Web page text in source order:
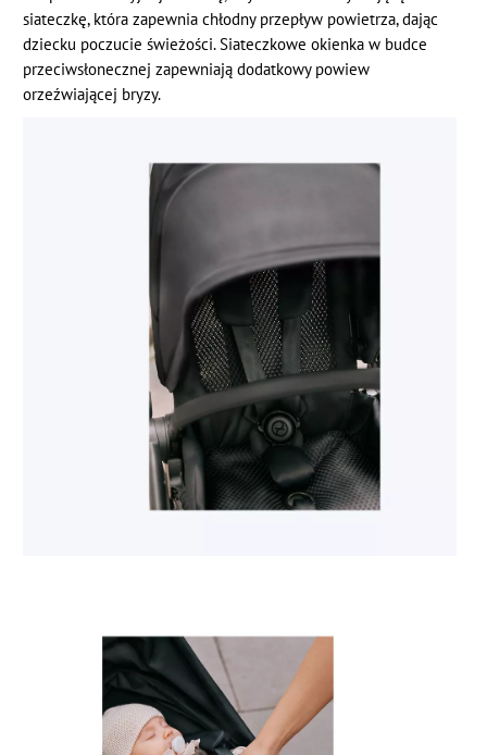
siateczkę, która zapewnia chłodny przepływ powietrza, dając
dziecku poczucie świeżości. Siateczkowe okienka w budce
przeciwsłonecznej zapewniają dodatkowy powiew
orzeźwiającej bryzy.